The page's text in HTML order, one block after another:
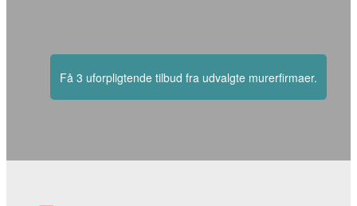
Få 3 uforpligtende tilbud fra udvalgte murerfirmaer.